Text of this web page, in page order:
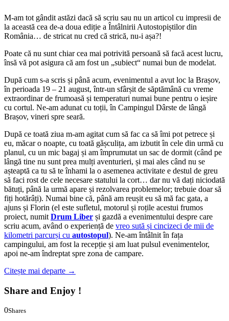
M-am tot gândit astăzi dacă să scriu sau nu un articol cu impresii de
la această cea de-a doua ediție a Întâlnirii Autostopiștilor din
România… de stricat nu cred că strică, nu-i așa?!
Poate că nu sunt chiar cea mai potrivită persoană să facă acest lucru,
însă vă pot asigura că am fost un „subiect“ numai bun de modelat.
După cum s-a scris și până acum, evenimentul a avut loc la Brașov,
în perioada 19 – 21 august, într-un sfârșit de săptămână cu vreme
extraordinar de frumoasă și temperaturi numai bune pentru o ieșire
cu cortul. Ne-am adunat cu toții, în Campingul Dârste de lângă
Brașov, vineri spre seară.
După ce toată ziua m-am agitat cum să fac ca să îmi pot petrece și
eu, măcar o noapte, cu toată gășculița, am izbutit în cele din urmă cu
planul, cu un mic bagaj și am împrumutat un sac de dormit (când pe
lângă tine nu sunt prea mulți aventurieri, și mai ales când nu se
așteaptă ca tu să te înhami la o asemenea activitate e destul de greu
să faci rost de cele necesare statului la cort… dar nu vă dați niciodată
bătuți, până la urmă apare și rezolvarea problemelor; trebuie doar să
fiți hotărâți). Numai bine că, până am reușit eu să mă fac gata, a
ajuns și Florin (el este sufletul, motorul și roțile acestui frumos
proiect, numit Drum Liber și gazdă a evenimentului despre care
scriu acum, având o experiență de vreo sută și cincizeci de mii de
kilometri parcurși cu autostopul). Ne-am întâlnit în fața
campingului, am fost la recepție și am luat pulsul evenimentelor,
apoi ne-am îndreptat spre zona de campare.
Citește mai departe →
Share and Enjoy !
0Shares